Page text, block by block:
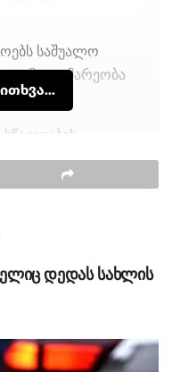
საშუალო
მდგომარეობა
მოსამსახურე
ამ დროისთვის,
–
როგორც
განუცხადეს,
შემდეგ ისინი
დედას სახლის